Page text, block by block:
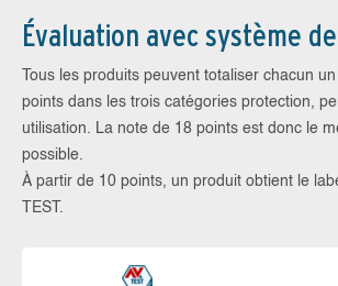
Évaluation avec système
Tous les produits peuvent totaliser chacun
points dans les trois catégories protection,
utilisation. La note de 18 points est donc le
possible.
À partir de 10 points, un produit obtient le
TEST.